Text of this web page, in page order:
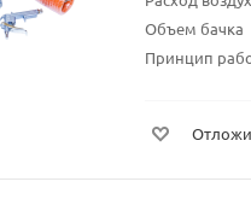
Объем бачка
Принцип